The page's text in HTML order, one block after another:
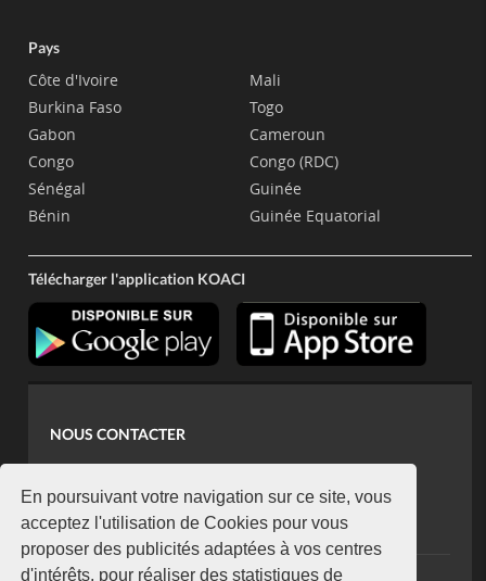
En poursuivant votre navigation sur ce site, vous
acceptez l'utilisation de Cookies pour vous
proposer des publicités adaptées à vos centres
d'intérêts, pour réaliser des statistiques de
Pays
Côte d'Ivoire
Burkina Faso
Gabon
Congo
Sénégal
Bénin
Mali
Togo
Cameroun
Congo (RDC)
Guinée
Guinée Equatorial
Télécharger l'application KOACI
NOUS CONTACTER
koaci@yahoo.fr
+225 07 08 85 52 93